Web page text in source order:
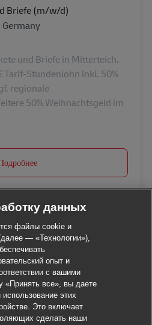
Briefe (m/w/d)
und Briefe in Mitterteich.
Tarif-Stundenlohn inkl. 50%
regionale
50% Weihnachtsgeld im
данных
файлы cookie и
— «Технологии»),
опыт и
с вашими
«Принять все», вы даете
этих
Это включает
сделать наши